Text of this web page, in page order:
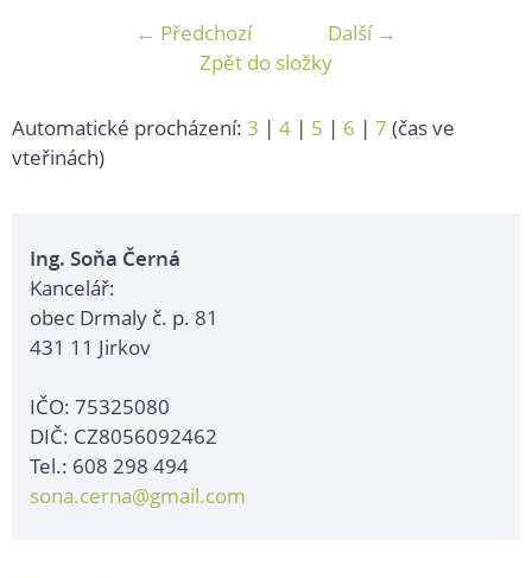
← Předchozí
Další →
Zpět do složky
Automatické procházení: 3 | 4 | 5 | 6 | 7 (čas ve
vteřinách)
Ing. Soňa Černá
Kancelář:
obec Drmaly č. p. 81
431 11 Jirkov
IČO: 75325080
DIČ: CZ8056092462
Tel.: 608 298 494
sona.cerna@gmail.com